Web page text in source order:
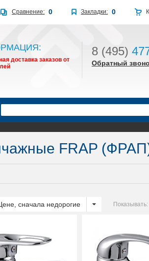
доставка заказов от
8 (495)
Обратный
FRAP
Показывать:
сначала недорогие
Закладки: 0
Сравнение: 0